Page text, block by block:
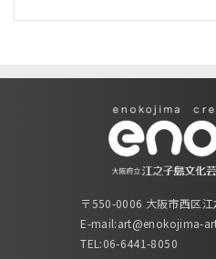
〒550-0006 大阪市西区
E-mail:art@enokojima-
TEL:06-6441-8050